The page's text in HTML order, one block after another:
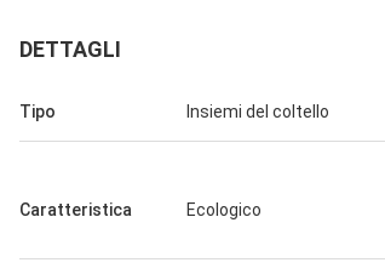
DETTAGLI
Tipo Insiemi del coltello
Caratteristica Ecologico